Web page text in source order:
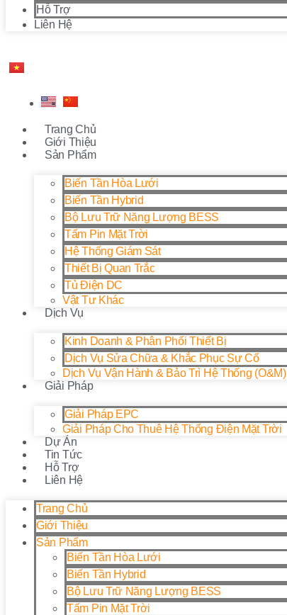
Hỗ Trợ
Liên Hệ
Trang Chủ
Giới Thiệu
Sản Phẩm
Biến Tần Hòa Lưới
Biến Tần Hybrid
Bộ Lưu Trữ Năng Lượng BESS
Tấm Pin Mặt Trời
Hệ Thống Giám Sát
Thiết Bị Quan Trắc
Tủ Điện DC
Vật Tư Khác
Dịch Vụ
Kinh Doanh & Phân Phối Thiết Bị
Dịch Vụ Sửa Chữa & Khắc Phục Sự Cố
Dịch Vụ Vận Hành & Bảo Trì Hệ Thống (O&M)
Giải Pháp
Giải Pháp EPC
Giải Pháp Cho Thuê Hệ Thống Điện Mặt Trời
Dự Án
Tin Tức
Hỗ Trợ
Liên Hệ
Trang Chủ
Giới Thiệu
Sản Phẩm
Biến Tần Hòa Lưới
Biến Tần Hybrid
Bộ Lưu Trữ Năng Lượng BESS
Tấm Pin Mặt Trời